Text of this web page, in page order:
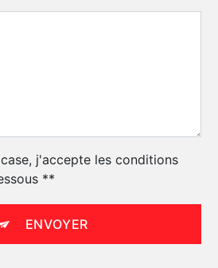
j'accepte les conditions
**
ENVOYER